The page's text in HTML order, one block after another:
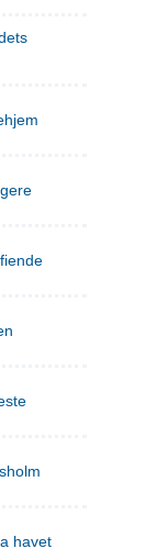
havet